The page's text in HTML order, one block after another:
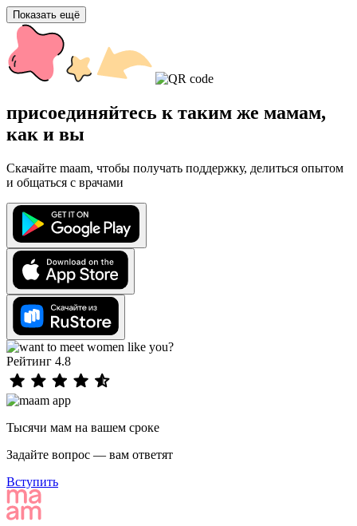
Показать ещё
присоединяйтесь к таким же мамам,
как и вы
Скачайте maam, чтобы получать поддержку, делиться опытом
и общаться с врачами
Рейтинг 4.8
Тысячи мам на вашем сроке
Задайте вопрос — вам ответят
Вступить